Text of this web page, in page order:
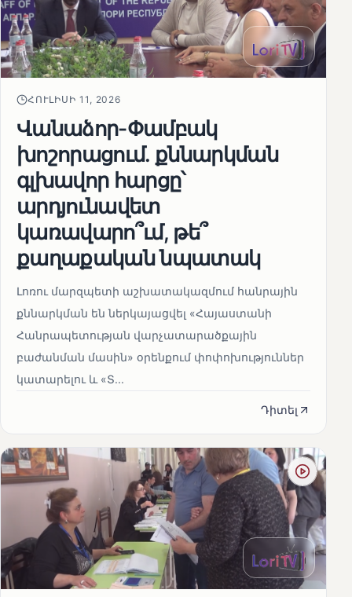
ՀՈՒԼԻՍԻ 11, 2026
Վանաձոր-Փամբակ
խոշորացում. քննարկման
գլխավոր հարցը՝
արդյունավետ
կառավարո՞ւմ, թե՞
քաղաքական նպատակ
Լոռու մարզպետի աշխատակազմում հանրային
քննարկման են ներկայացվել «Հայաստանի
Հանրապետության վարչատարածքային
բաժանման մասին» օրենքում փոփոխություններ
կատարելու և «Տ...
Դիտել